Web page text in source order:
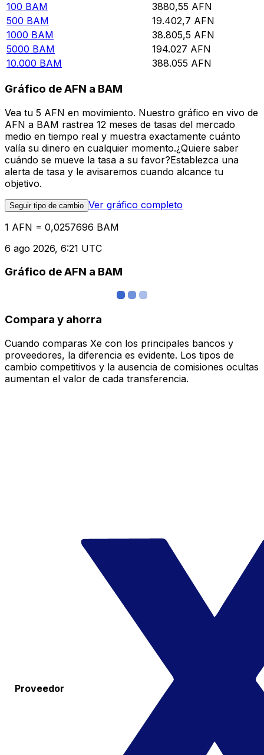
100 BAM 3880,55 AFN
500 BAM 19.402,7 AFN
1000 BAM 38.805,5 AFN
5000 BAM 194.027 AFN
10.000 BAM 388.055 AFN
Gráfico de AFN a BAM
Vea tu 5 AFN en movimiento. Nuestro gráfico en vivo de
AFN a BAM rastrea 12 meses de tasas del mercado
medio en tiempo real y muestra exactamente cuánto
valía su dinero en cualquier momento.¿Quiere saber
cuándo se mueve la tasa a su favor?Establezca una
alerta de tasa y le avisaremos cuando alcance tu
objetivo.
Seguir tipo de cambio Ver gráfico completo
1 AFN = 0,0257696 BAM
6 ago 2026, 6:21 UTC
Gráfico de AFN a BAM
Compara y ahorra
Cuando comparas Xe con los principales bancos y
proveedores, la diferencia es evidente. Los tipos de
cambio competitivos y la ausencia de comisiones ocultas
aumentan el valor de cada transferencia.
Proveedor